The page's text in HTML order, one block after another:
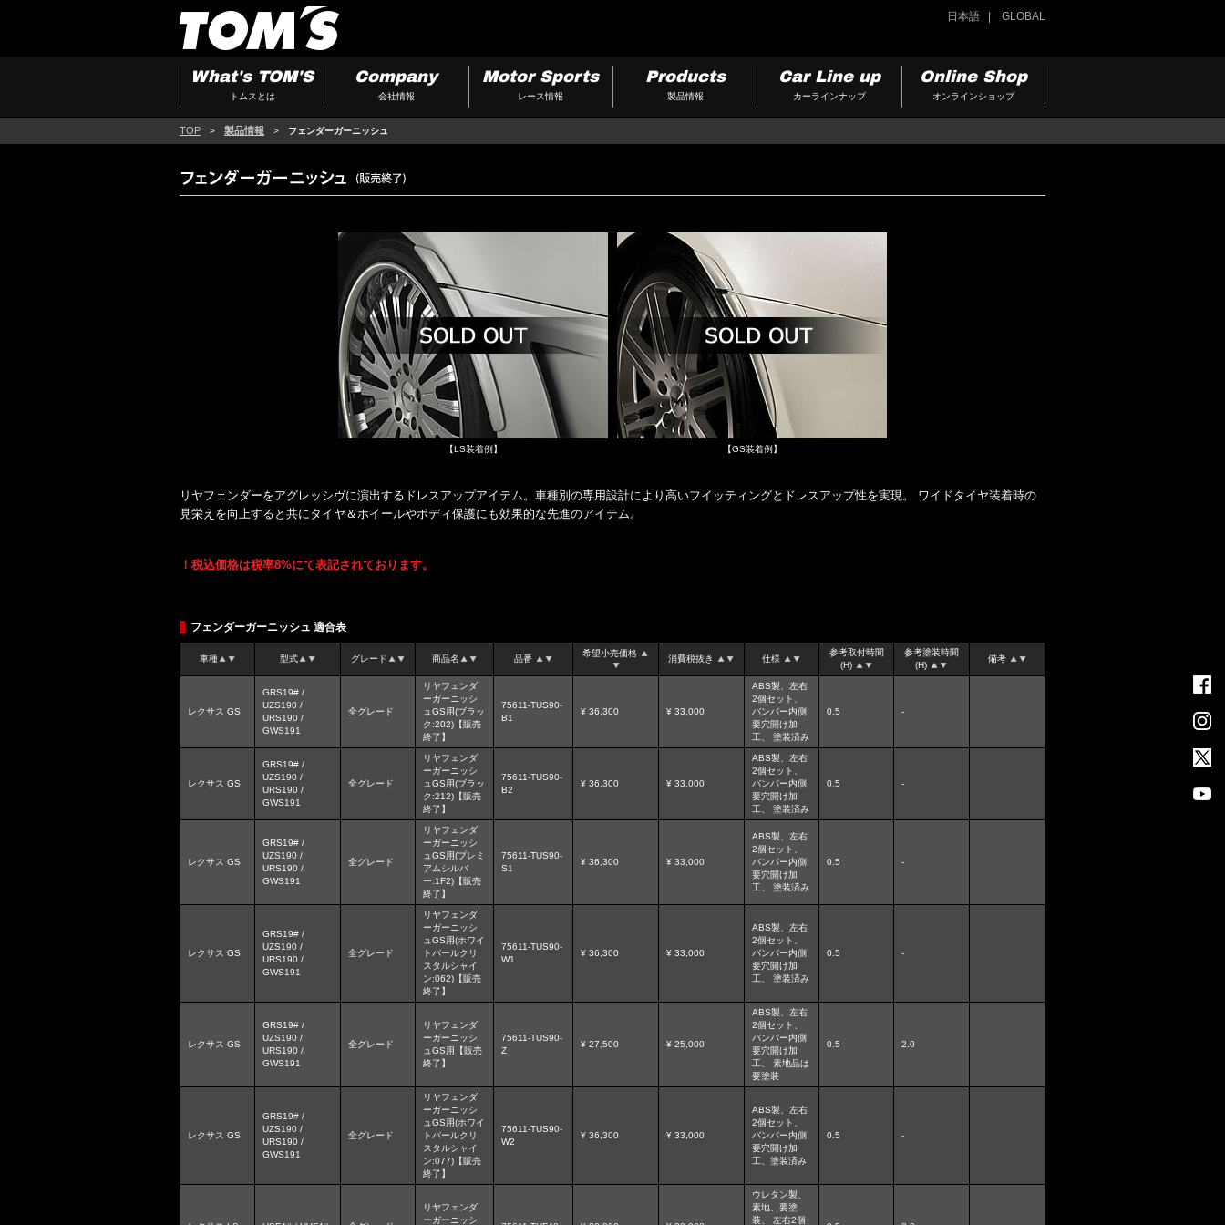
日本語 GLOBAL
What's TOM'S
トムスとは
Company
会社情報
Motor Sports
レース情報
Products
製品情報
Car Line up
カーラインナップ
Online Shop
オンラインショップ
TOP > 製品情報 > フェンダーガーニッシュ
【LS装着例】 【GS装着例】
リヤフェンダーをアグレッシヴに演出するドレスアップアイテム。車種別の専用設計により高いフイッティングとドレスアップ性を実現。 ワイドタイヤ装着時の
見栄えを向上すると共にタイヤ＆ホイールやボディ保護にも効果的な先進のアイテム。
！税込価格は税率8%にて表記されております。
フェンダーガーニッシュ 適合表
車種 型式 グレード 商品名 品番
希望小売価格
消費税抜き 仕様
参考取付時間
(H)
参考塗装時間
(H)
備考
レクサス GS
GRS19# /
UZS190 /
URS190 /
GWS191
全グレード
リヤフェンダ
ーガーニッシ
ュGS用(ブラッ
ク:202)【販売
終了】
75611-TUS90-
B1
¥ 36,300 ¥ 33,000
ABS製、左右
2個セット、
バンパー内側
要穴開け加
工、 塗装済み
0.5 -
レクサス GS
GRS19# /
UZS190 /
URS190 /
GWS191
全グレード
リヤフェンダ
ーガーニッシ
ュGS用(ブラッ
ク:212)【販売
終了】
75611-TUS90-
B2
¥ 36,300 ¥ 33,000
ABS製、左右
2個セット、
バンパー内側
要穴開け加
工、 塗装済み
0.5 -
レクサス GS
GRS19# /
UZS190 /
URS190 /
GWS191
全グレード
リヤフェンダ
ーガーニッシ
ュGS用(プレミ
アムシルバ
ー:1F2)【販売
終了】
75611-TUS90-
S1
¥ 36,300 ¥ 33,000
ABS製、左右
2個セット、
バンパー内側
要穴開け加
工、 塗装済み
0.5 -
レクサス GS
GRS19# /
UZS190 /
URS190 /
GWS191
全グレード
リヤフェンダ
ーガーニッシ
ュGS用(ホワイ
トパールクリ
スタルシャイ
ン:062)【販売
終了】
75611-TUS90-
W1
¥ 36,300 ¥ 33,000
ABS製、左右
2個セット、
バンパー内側
要穴開け加
工、 塗装済み
0.5 -
レクサス GS
GRS19# /
UZS190 /
URS190 /
GWS191
全グレード
リヤフェンダ
ーガーニッシ
ュGS用【販売
終了】
75611-TUS90-
Z
¥ 27,500 ¥ 25,000
ABS製、左右
2個セット、
バンパー内側
要穴開け加
工、 素地品は
要塗装
0.5 2.0
レクサス GS
GRS19# /
UZS190 /
URS190 /
GWS191
全グレード
リヤフェンダ
ーガーニッシ
ュGS用(ホワイ
トパールクリ
スタルシャイ
ン:077)【販売
終了】
75611-TUS90-
W2
¥ 36,300 ¥ 33,000
ABS製、左右
2個セット、
バンパー内側
要穴開け加
工、塗装済み
0.5 -
リヤフェンダ
ーガーニッシ
ウレタン製、
素地、要塗
装、 左右2個